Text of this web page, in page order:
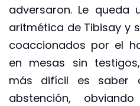
adversaron. Le queda
aritmética de Tibisay y
coaccionados por el
en mesas sin
más difícil es saber
abstención,